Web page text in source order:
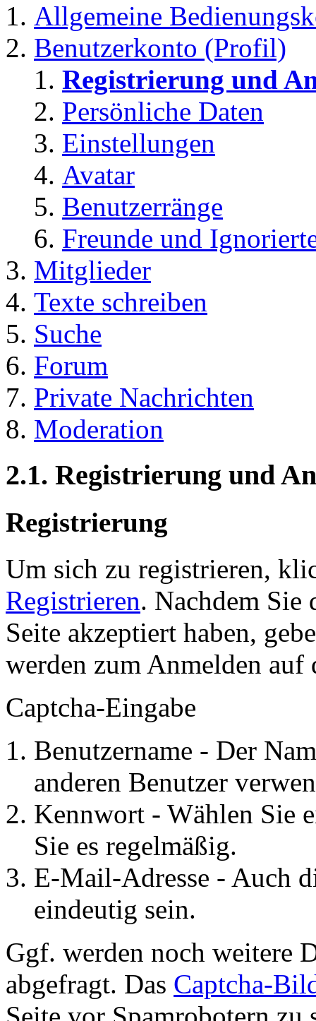
Allgemeine
Benutzerkonto (Profil)
Registrierung und
Persönliche Daten
Einstellungen
Avatar
Benutzerränge
Freunde und
Mitglieder
Texte schreiben
Suche
Forum
Private Nachrichten
Moderation
2.1. Registrierung und
Registrierung
Um sich zu registrieren,
Registrieren. Nachdem Sie
Seite akzeptiert haben,
werden zum Anmelden auf
Captcha-Eingabe
Benutzername - Der
anderen Benutzer
Kennwort - Wählen Sie
Sie es regelmäßig.
E-Mail-Adresse - Auch
eindeutig sein.
Ggf. werden noch weitere
abgefragt. Das Captcha-